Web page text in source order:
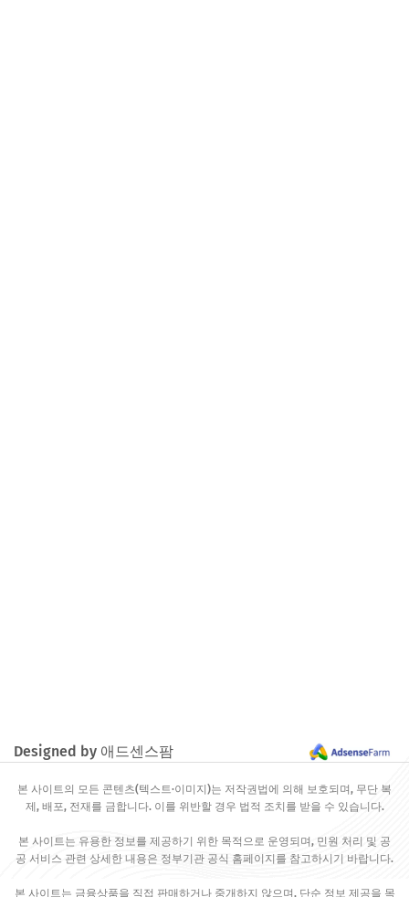
Designed by 애드센스팜
본 사이트의 모든 콘텐츠(텍스트·이미지)는 저작권법에 의해 보호되며, 무단 복
제, 배포, 전재를 금합니다. 이를 위반할 경우 법적 조치를 받을 수 있습니다.
본 사이트는 유용한 정보를 제공하기 위한 목적으로 운영되며, 민원 처리 및 공
공 서비스 관련 상세한 내용은 정부기관 공식 홈페이지를 참고하시기 바랍니다.
본 사이트는 금융상품을 직접 판매하거나 중개하지 않으며, 단순 정보 제공을 목